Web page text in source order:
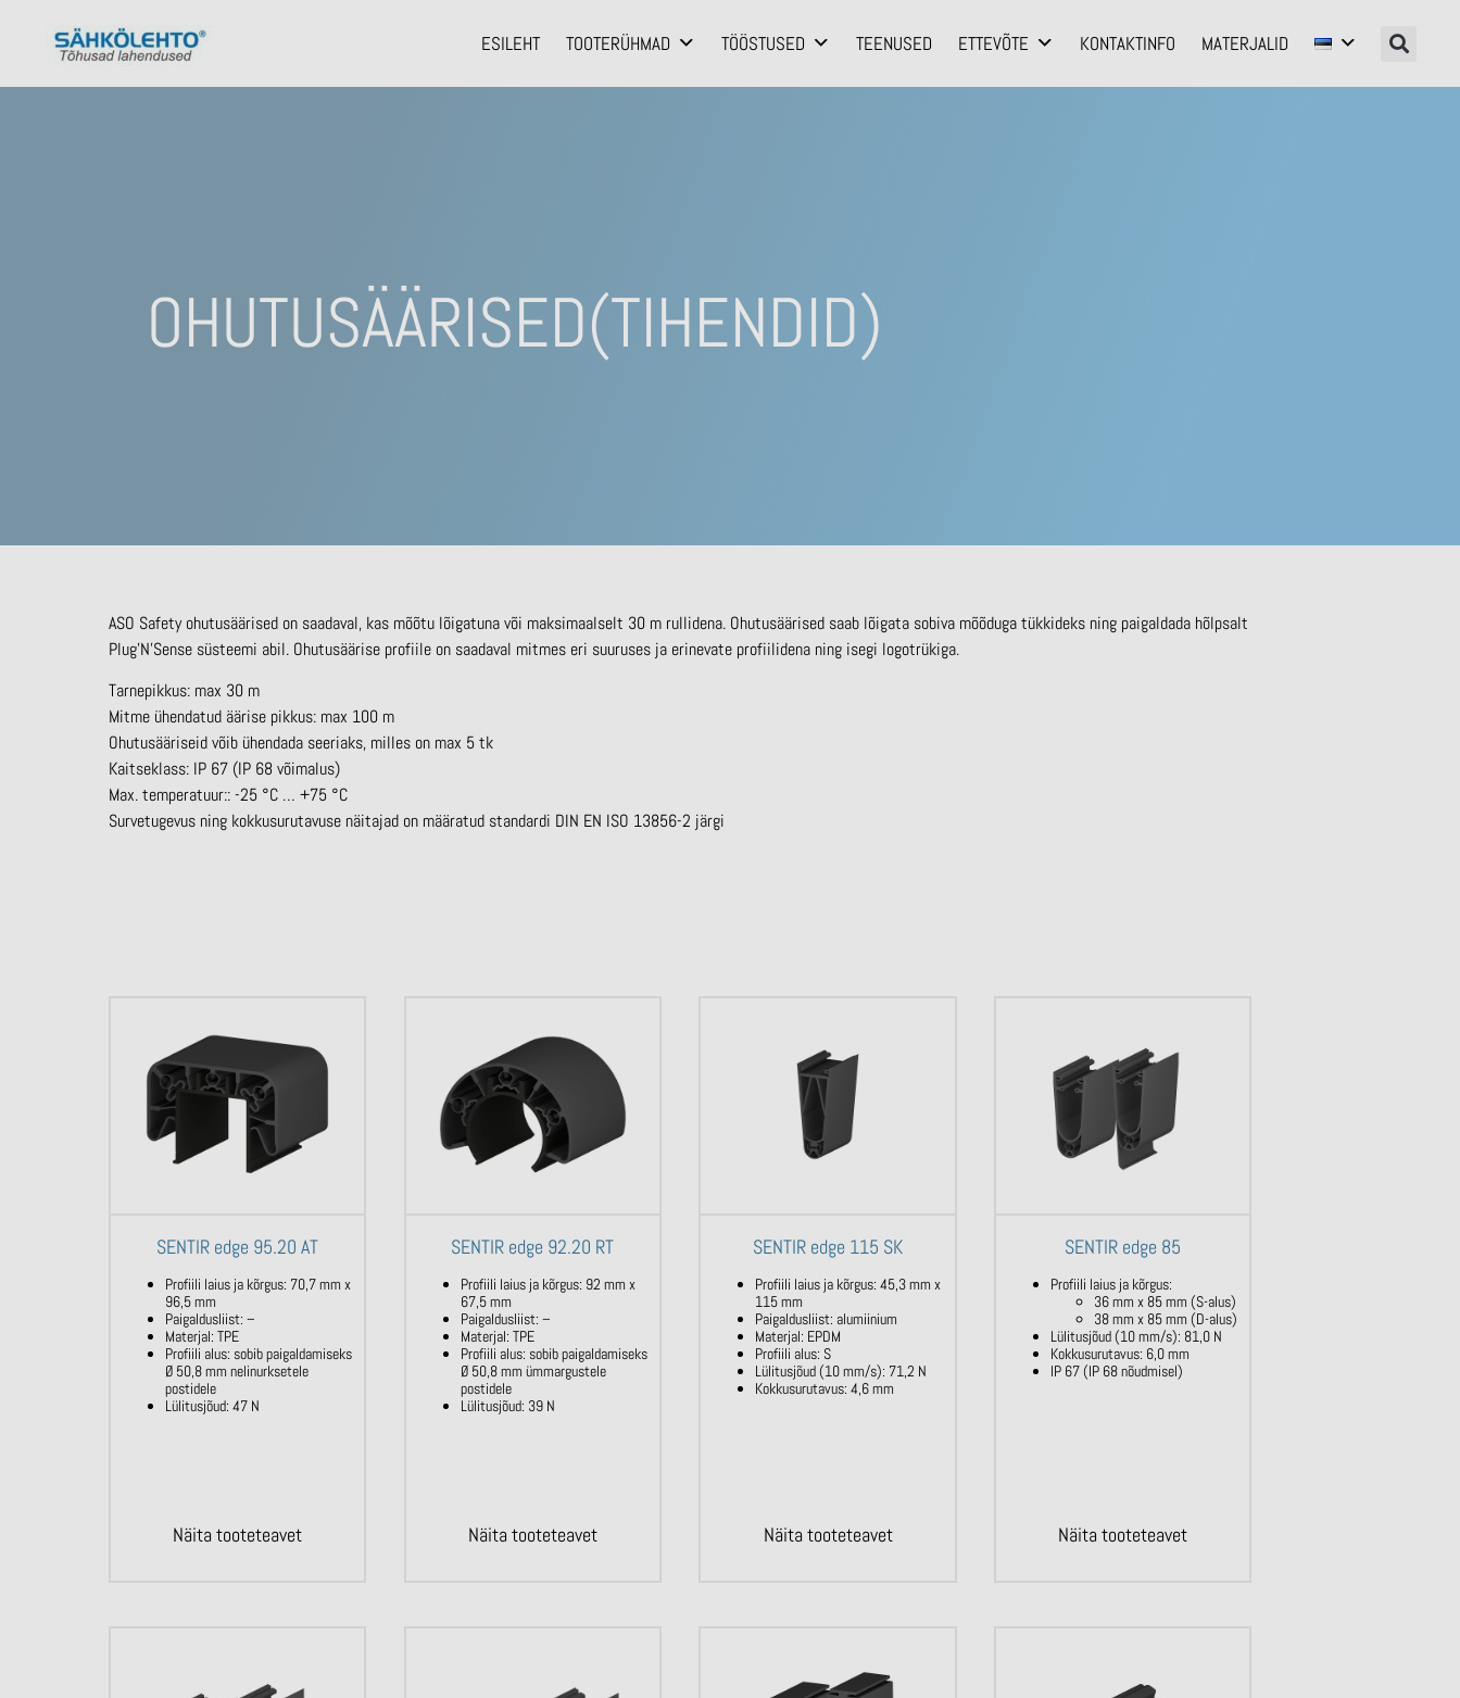
ESILEHT TOOTERÜHMAD TÖÖSTUSED TEENUSED ETTEVÕTE KONTAKTINFO MATERJALID
OHUTUSÄÄRISED(TIHENDID)
ASO Safety ohutusäärised on saadaval, kas mõõtu lõigatuna või maksimaalselt 30 m rullidena. Ohutusäärised saab lõigata sobiva mõõduga tükkideks ning paigaldada hõlpsalt
Plug’N’Sense süsteemi abil. Ohutusäärise profiile on saadaval mitmes eri suuruses ja erinevate profiilidena ning isegi logotrükiga.
Tarnepikkus: max 30 m
Mitme ühendatud äärise pikkus: max 100 m
Ohutusääriseid võib ühendada seeriaks, milles on max 5 tk
Kaitseklass: IP 67 (IP 68 võimalus)
Max. temperatuur:: -25 °C … +75 °C
Survetugevus ning kokkusurutavuse näitajad on määratud standardi DIN EN ISO 13856-2 järgi
SENTIR edge 95.20 AT
Profiili laius ja kõrgus: 70,7 mm x
96,5 mm
Paigaldusliist: –
Materjal: TPE
Profiili alus: sobib paigaldamiseks
Ø 50,8 mm nelinurksetele
postidele
Lülitusjõud: 47 N
Näita tooteteavet
SENTIR edge 92.20 RT
Profiili laius ja kõrgus: 92 mm x
67,5 mm
Paigaldusliist: –
Materjal: TPE
Profiili alus: sobib paigaldamiseks
Ø 50,8 mm ümmargustele
postidele
Lülitusjõud: 39 N
Näita tooteteavet
SENTIR edge 115 SK
Profiili laius ja kõrgus: 45,3 mm x
115 mm
Paigaldusliist: alumiinium
Materjal: EPDM
Profiili alus: S
Lülitusjõud (10 mm/s): 71,2 N
Kokkusurutavus: 4,6 mm
Näita tooteteavet
SENTIR edge 85
Profiili laius ja kõrgus:
36 mm x 85 mm (S-alus)
38 mm x 85 mm (D-alus)
Lülitusjõud (10 mm/s): 81,0 N
Kokkusurutavus: 6,0 mm
IP 67 (IP 68 nõudmisel)
Näita tooteteavet